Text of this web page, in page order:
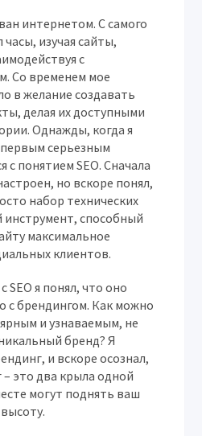
интернетом. С самого
изучая сайты,
с
Со временем мое
в желание создавать
делая их доступными
Однажды, когда я
серьезным
с понятием SEO. Сначала
но вскоре понял,
набор технических
способный
максимальное
клиентов.
SEO я понял, что оно
с брендингом. Как можно
и узнаваемым, не
бренд? Я
и вскоре осознал,
– это два крыла одной
могут поднять ваш